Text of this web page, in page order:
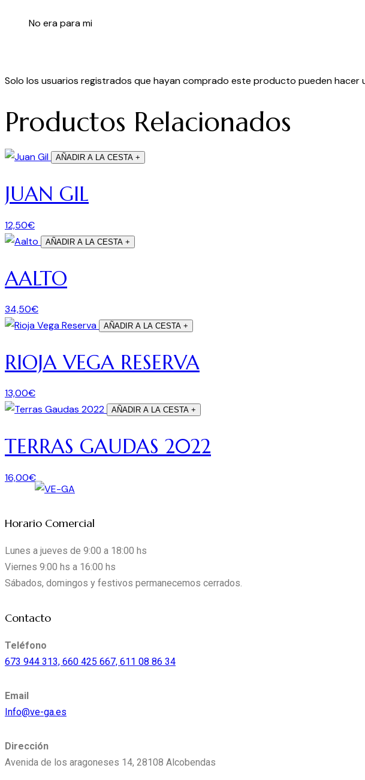
No era para mi
Solo los usuarios registrados que hayan comprado este producto pueden hacer
Productos Relacionados
AÑADIR A LA CESTA +
JUAN GIL
12,50€
AÑADIR A LA CESTA +
AALTO
34,50€
AÑADIR A LA CESTA +
RIOJA VEGA RESERVA
13,00€
AÑADIR A LA CESTA +
TERRAS GAUDAS 2022
16,00€
Horario Comercial
Lunes a jueves de 9:00 a 18:00 hs
Viernes 9:00 hs a 16:00 hs
Sábados, domingos y festivos permanecemos cerrados.
instagram
facebook-
mail-
Contacto
Teléfono
673 944 313, 660 425 667, 611 08 86 34
Email
Info@ve-ga.es
Dirección
Avenida de los aragoneses 14, 28108 Alcobendas